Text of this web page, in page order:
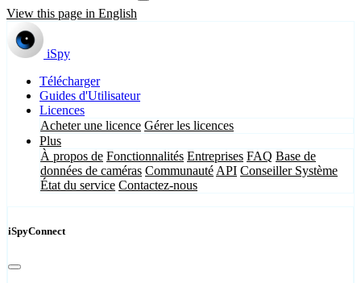
View this page in English
iSpy
Télécharger
Guides d'Utilisateur
Licences
Acheter une licence Gérer les licences
Plus
À propos de Fonctionnalités Entreprises FAQ Base de
données de caméras Communauté API Conseiller Système
État du service Contactez-nous
iSpyConnect